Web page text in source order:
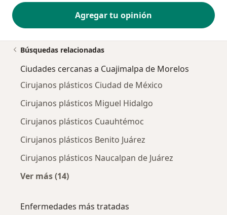
Agregar tu opinión
Búsquedas relacionadas
Ciudades cercanas a Cuajimalpa de Morelos
Cirujanos plásticos Ciudad de México
Cirujanos plásticos Miguel Hidalgo
Cirujanos plásticos Cuauhtémoc
Cirujanos plásticos Benito Juárez
Cirujanos plásticos Naucalpan de Juárez
Ver más (14)
Enfermedades más tratadas